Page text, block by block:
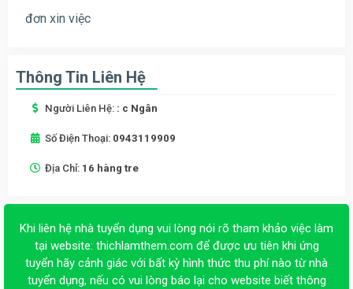
đơn xin việc
Thông Tin Liên Hệ
Người Liên Hệ: : c Ngân
Số Điện Thoại: 0943119909
Địa Chỉ: 16 hàng tre
Khi liên hệ nhà tuyển dụng vui lòng nói rõ tham khảo việc làm
tại website: thichlamthem.com để được ưu tiên khi ứng
tuyển hãy cảnh giác với bất kỳ hình thức thu phí nào từ nhà
tuyển dụng, nếu có vui lòng báo lại cho website biết thông